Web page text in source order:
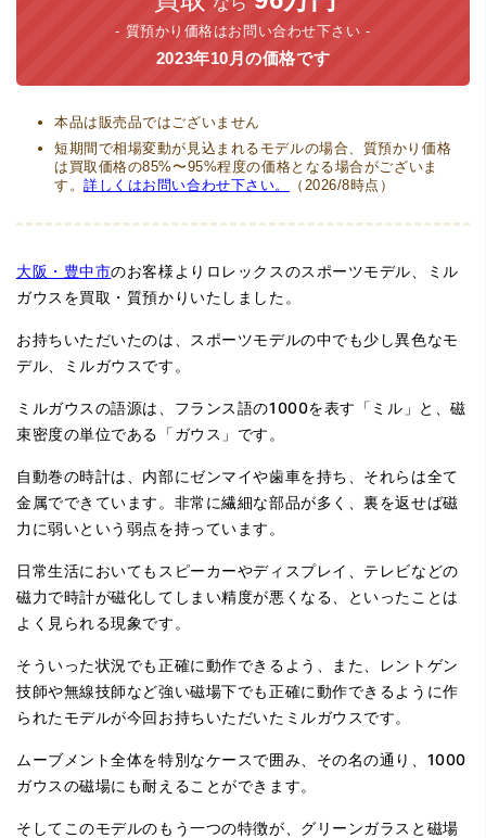
質預かり価格はお問い合わせ下さい
2023年10月の価格です
本品は販売品ではございません
短期間で相場変動が見込まれるモデルの場合、質預かり価格
は買取価格の85%〜95%程度の価格となる場合がございま
す。詳しくはお問い合わせ下さい。 （2026/8時点）
大阪・豊中市のお客様よりロレックスのスポーツモデル、ミル
ガウスを買取・質預かりいたしました。
お持ちいただいたのは、スポーツモデルの中でも少し異色なモ
デル、ミルガウスです。
ミルガウスの語源は、フランス語の1000を表す「ミル」と、磁
束密度の単位である「ガウス」です。
自動巻の時計は、内部にゼンマイや歯車を持ち、それらは全て
金属でできています。非常に繊細な部品が多く、裏を返せば磁
力に弱いという弱点を持っています。
日常生活においてもスピーカーやディスプレイ、テレビなどの
磁力で時計が磁化してしまい精度が悪くなる、といったことは
よく見られる現象です。
そういった状況でも正確に動作できるよう、また、レントゲン
技師や無線技師など強い磁場下でも正確に動作できるように作
られたモデルが今回お持ちいただいたミルガウスです。
ムーブメント全体を特別なケースで囲み、その名の通り、1000
ガウスの磁場にも耐えることができます。
そしてこのモデルのもう一つの特徴が、グリーンガラスと磁場